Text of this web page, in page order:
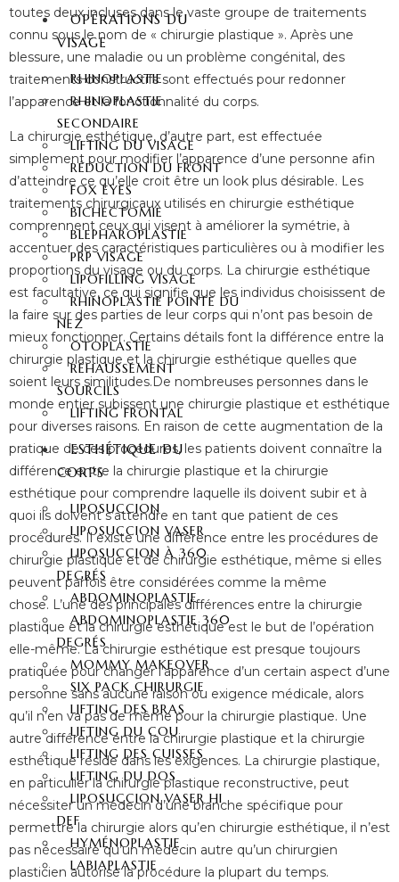
OPÉRATIONS DU
VISAGE
RHINOPLASTIE
RHINOPLASTIE
SECONDAIRE
LIFTING DU VISAGE
RÉDUCTION DU FRONT
FOX EYES
BICHECTOMIE
BLEPHAROPLASTIE
PRP VISAGE
LIPOFILLING VISAGE
RHINOPLASTIE POINTE DU
NEZ
OTOPLASTIE
REHAUSSEMENT
SOURCILS
LIFTING FRONTAL
ESTHÉTIQUE DU
CORPS
LIPOSUCCION
LIPOSUCCION VASER
LIPOSUCCION À 360
DEGRÉS
ABDOMINOPLASTIE
ABDOMINOPLASTIE 360
DEGRÉS
MOMMY MAKEOVER
SIX PACK CHIRURGIE
LIFTING DES BRAS
LIFTING DU COU
LIFTING DES CUISSES
LIFTING DU DOS
LIPOSUCCION VASER HI
DEF
HYMÉNOPLASTIE
LABIAPLASTIE
toutes deux incluses dans le vaste groupe de traitements
connu sous le nom de « chirurgie plastique ». Après une
blessure, une maladie ou un problème congénital, des
traitements constructifs sont effectués pour redonner
l’apparence et la fonctionnalité du corps.
La chirurgie esthétique, d’autre part, est effectuée
simplement pour modifier l’apparence d’une personne afin
d’atteindre ce qu’elle croit être un look plus désirable. Les
traitements chirurgicaux utilisés en chirurgie esthétique
comprennent ceux qui visent à améliorer la symétrie, à
accentuer des caractéristiques particulières ou à modifier les
proportions du visage ou du corps. La chirurgie esthétique
est facultative, ce qui signifie que les individus choisissent de
la faire sur des parties de leur corps qui n’ont pas besoin de
mieux fonctionner. Certains détails font la différence entre la
chirurgie plastique et la chirurgie esthétique quelles que
soient leurs similitudes. De nombreuses personnes dans le
monde entier subissent une chirurgie plastique et esthétique
pour diverses raisons. En raison de cette augmentation de la
pratique de ces procédures, les patients doivent connaître la
différence entre la chirurgie plastique et la chirurgie
esthétique pour comprendre laquelle ils doivent subir et à
quoi ils doivent s’attendre en tant que patient de ces
procédures. Il existe une différence entre les procédures de
chirurgie plastique et de chirurgie esthétique, même si elles
peuvent parfois être considérées comme la même
chose. L’une des principales différences entre la chirurgie
plastique et la chirurgie esthétique est le but de l’opération
elle-même. La chirurgie esthétique est presque toujours
pratiquée pour changer l’apparence d’un certain aspect d’une
personne sans aucune raison ou exigence médicale, alors
qu’il n’en va pas de même pour la chirurgie plastique. Une
autre différence entre la chirurgie plastique et la chirurgie
esthétique réside dans les exigences. La chirurgie plastique,
en particulier la chirurgie plastique reconstructive, peut
nécessiter un médecin d’une branche spécifique pour
permettre la chirurgie alors qu’en chirurgie esthétique, il n’est
pas nécessaire qu’un médecin autre qu’un chirurgien
plasticien autorise la procédure la plupart du temps.